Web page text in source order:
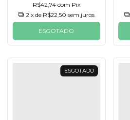
R$42,74 com Pix
2 x de R$22,50 sem juros
ESGOTADO
ESGOTADO